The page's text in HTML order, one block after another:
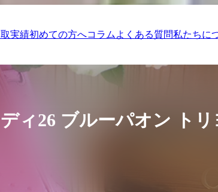
実績初めての方へコラム よくある質問私たちに
ィ26 ブルーパオン ト